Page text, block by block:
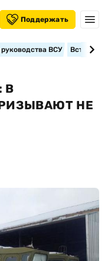
Поддержать
ВСУ
В
НЕ